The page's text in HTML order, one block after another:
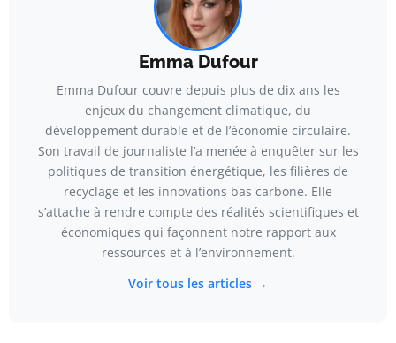
Emma Dufour
Emma Dufour couvre depuis plus de dix ans les
enjeux du changement climatique, du
développement durable et de l’économie circulaire.
Son travail de journaliste l’a menée à enquêter sur les
politiques de transition énergétique, les filières de
recyclage et les innovations bas carbone. Elle
s’attache à rendre compte des réalités scientifiques et
économiques qui façonnent notre rapport aux
ressources et à l’environnement.
Voir tous les articles →